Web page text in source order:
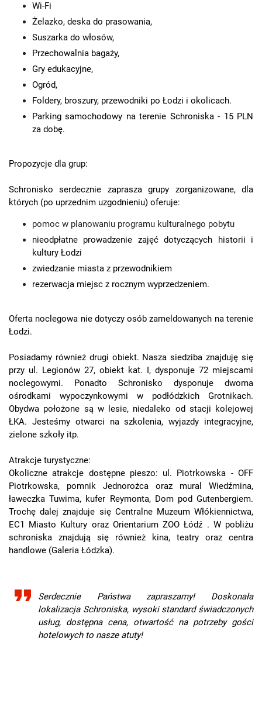
Wi-Fi
Żelazko, deska do prasowania,
Suszarka do włosów,
Przechowalnia bagaży,
Gry edukacyjne,
Ogród,
Foldery, broszury, przewodniki po Łodzi i okolicach.
Parking samochodowy na terenie Schroniska - 15 PLN
za dobę.
Propozycje dla grup:
Schronisko serdecznie zaprasza grupy zorganizowane, dla
których (po uprzednim uzgodnieniu) oferuje:
pomoc w planowaniu programu kulturalnego pobytu
nieodpłatne prowadzenie zajęć dotyczących historii i
kultury Łodzi
zwiedzanie miasta z przewodnikiem
rezerwacja miejsc z rocznym wyprzedzeniem.
Oferta noclegowa nie dotyczy osób zameldowanych na terenie
Łodzi.
Posiadamy również drugi obiekt. Nasza siedziba znajduję się
przy ul. Legionów 27, obiekt kat. I, dysponuje 72 miejscami
noclegowymi. Ponadto Schronisko dysponuje dwoma
ośrodkami wypoczynkowymi w podłódzkich Grotnikach.
Obydwa położone są w lesie, niedaleko od stacji kolejowej
ŁKA. Jesteśmy otwarci na szkolenia, wyjazdy integracyjne,
zielone szkoły itp.
Atrakcje turystyczne:
Okoliczne atrakcje dostępne pieszo: ul. Piotrkowska - OFF
Piotrkowska, pomnik Jednorożca oraz mural Wiedźmina,
ławeczka Tuwima, kufer Reymonta, Dom pod Gutenbergiem.
Trochę dalej znajduje się Centralne Muzeum Włókiennictwa,
EC1 Miasto Kultury oraz Orientarium ZOO Łódź . W pobliżu
schroniska znajdują się również kina, teatry oraz centra
handlowe (Galeria Łódzka).
Serdecznie Państwa zapraszamy! Doskonała
lokalizacja Schroniska, wysoki standard świadczonych
usług, dostępna cena, otwartość na potrzeby gości
hotelowych to nasze atuty!